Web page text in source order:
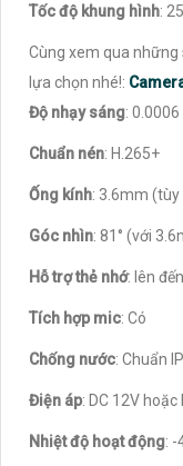
Tốc độ khung hình:
Cùng xem qua những
lựa chọn nhé!:
Độ nhạy sáng:
Chuẩn nén: H.265+
Ống kính: 3.6mm
Góc nhìn: 81° (với
Hỗ trợ thẻ nhớ: lên
Tích hợp mic: Có
Chống nước: Chuẩn
Điện áp: DC 12V hoặc
Nhiệt độ hoạt động: -